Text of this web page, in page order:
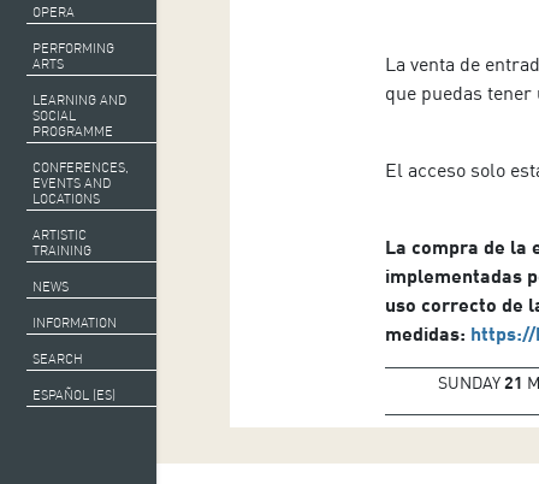
OPERA
PERFORMING
ARTS
LEARNING AND
SOCIAL
PROGRAMME
CONFERENCES,
EVENTS AND
LOCATIONS
ARTISTIC
TRAINING
NEWS
INFORMATION
SEARCH
ESPAÑOL (ES)
La venta de
que puedas
El acceso solo
La compra de la
implementadas
uso correcto de
medidas: https://
SUNDAY21